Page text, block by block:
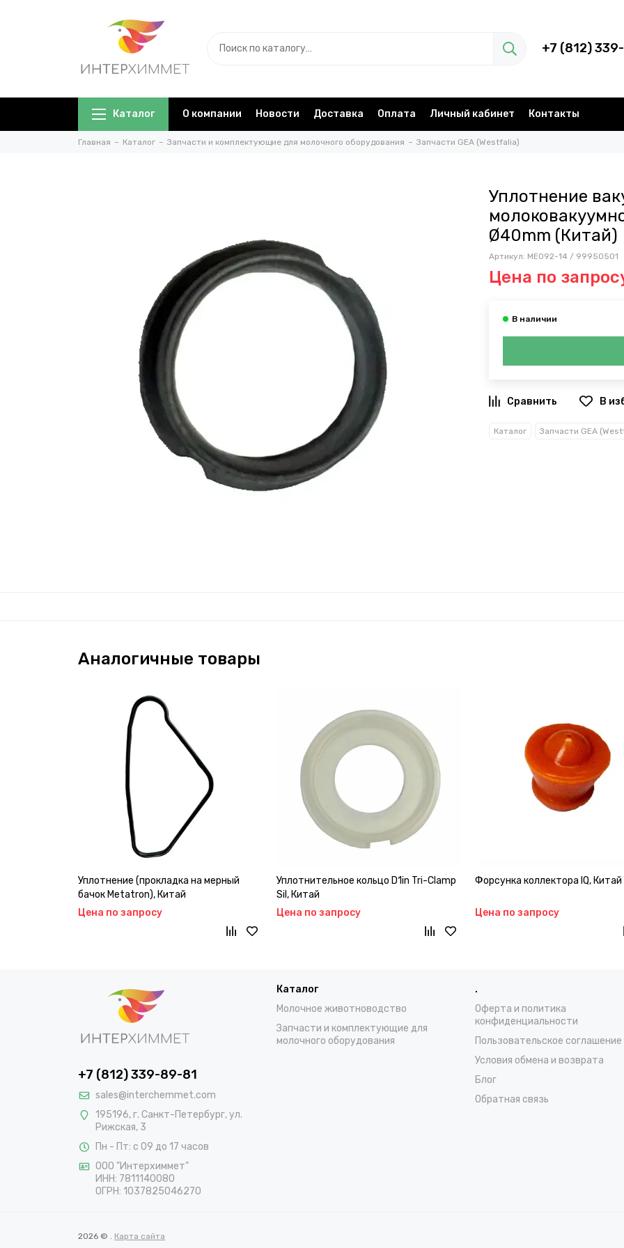
+7 (812)
Каталог О компании Новости Доставка Оплата Личный кабинет Контакты
Главная Каталог Запчасти и комплектующие для молочного оборудования Запчасти GEA (Westfalia)
Уплотнение
Ø40mm (Китай)
Артикул: ME092-14 / 99950501
Цена по
В
Каталог
Аналогичные товары
Уплотнение (прокладка на мерный
бачок Metatron), Китай
Цена по запросу
Уплотнительное кольцо D1in Tri-Clamp
Sil, Китай
Цена по запросу
Форсунка коллектора IQ, Китай
Цена по запросу
+7 (812) 339-89-81
sales@interchemmet.com
195196, г. Санкт-Петербург, ул.
Рижская, 3
Пн - Пт: с 09 до 17 часов
ООО "Интерхиммет"
ИНН: 7811140080
ОГРН: 1037825046270
Каталог
Молочное животноводство
Запчасти и комплектующие для
молочного оборудования
.
Оферта и политика
конфиденциальности
Пользовательское соглашение
Условия обмена и возврата
Блог
Обратная связь
2026 © . Карта сайта